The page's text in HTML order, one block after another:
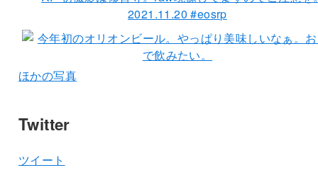
ほかの写真
Twitter
ツイート